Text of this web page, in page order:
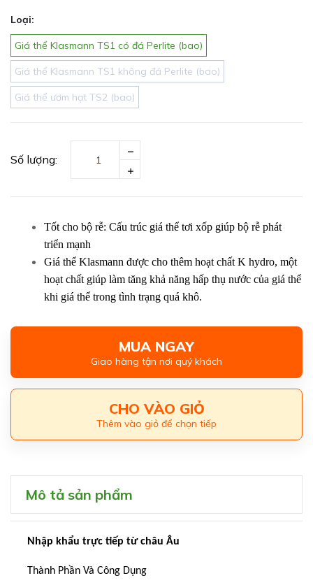
Loại:
Giá thể Klasmann TS1 có đá Perlite (bao)
Giá thể Klasmann TS1 không đá Perlite (bao)
Giá thể ươm hạt TS2 (bao)
Số lượng:
Tốt cho bộ rễ: Cấu trúc giá thể tơi xốp giúp bộ rễ phát
triển mạnh
Giá thể Klasmann được cho thêm hoạt chất K hydro, một
hoạt chất giúp làm tăng khả năng hấp thụ nước của giá thể
khi giá thể trong tình trạng quá khô.
MUA NGAY
Giao hàng tận nơi quý khách
CHO VÀO GIỎ
Thêm vào giỏ để chọn tiếp
Mô tả sản phẩm
Nhập khẩu trực tiếp từ châu Âu
Thành Phần Và Công Dụng